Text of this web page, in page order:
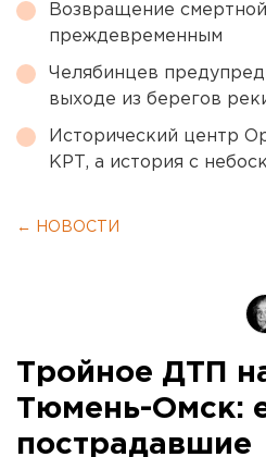
Возвращение
преждевременным
Челябинцев
выходе из берегов
Исторический центр
КРТ, а история с
← НОВОСТИ
Тройное ДТП
Тюмень-Омск:
пострадавшие